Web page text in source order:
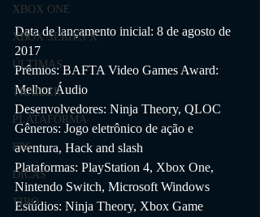
XBOX ONE
XBOX SERIES X
ÚLTIMAS
TRAILER
PLATAFORMA
FPS
DICAS
TIRO
Data de lançamento inicial: 8 de agosto de
2017
Prêmios: BAFTA Video Games Award:
Melhor Áudio
Desenvolvedores: Ninja Theory, QLOC
Gêneros: Jogo eletrônico de ação e
aventura, Hack and slash
Plataformas: PlayStation 4, Xbox One,
Nintendo Switch, Microsoft Windows
Estúdios: Ninja Theory, Xbox Game